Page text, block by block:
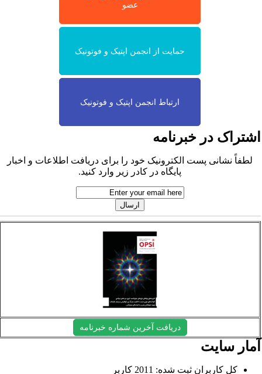
عضو
حمایت از انجمن اپتیک و فوتونیک
ارتباط انجمن اپتیک و فوتونیک
در خبرنامه
لطفاً نشانی پست الکترونیک خود را برای دریافت اطلاعات و اخبار
پایگاه در کادر زیر وارد کنید.
دریافت آخرین شماره خبرنامه
سایت
کل کاربران ثبت شده: 2011 کاربر